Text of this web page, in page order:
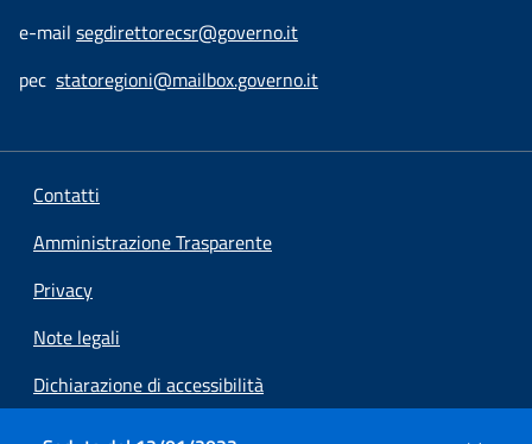
e-mail segdirettorecsr@governo.it
pec statoregioni@mailbox.governo.it
Contatti
Amministrazione Trasparente
Privacy
Note legali
Dichiarazione di accessibilità
Preferenze cookie